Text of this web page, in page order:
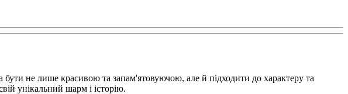
не лише красивою та запам'ятовуючою, але й підходити до характеру та
унікальний шарм і історію.